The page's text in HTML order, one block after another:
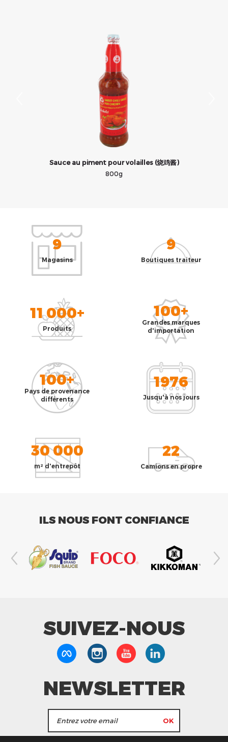
Sauce au piment pour volailles (烧鸡酱)
800g
9
Magasins
9
Boutiques traiteur
11 000+
Produits
100+
Grandes marques
d'importation
100+
Pays de provenance
différents
1976
Jusqu'à nos jours
30 000
m² d'entrepôt
22
Camions en propre
ILS NOUS FONT CONFIANCE
SUIVEZ-NOUS
NEWSLETTER